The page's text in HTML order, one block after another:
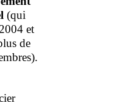
(qui
et
de